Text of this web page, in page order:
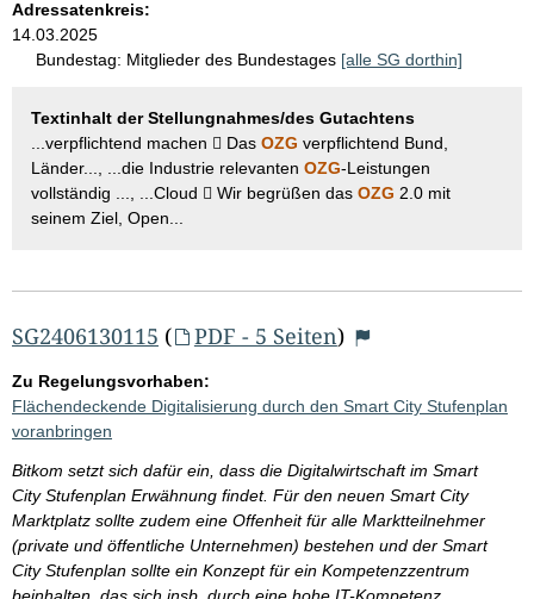
Adressatenkreis:
14.03.2025
Bundestag: Mitglieder des Bundestages [alle SG dorthin]
Textinhalt der Stellungnahmes/des Gutachtens
...verpflichtend machen  Das OZG verpflichtend Bund,
Länder..., ...die Industrie relevanten OZG-Leistungen
vollständig ..., ...Cloud  Wir begrüßen das OZG 2.0 mit
seinem Ziel, Open...
SG2406130115 ( PDF - 5 Seiten)
Zu Regelungsvorhaben:
Flächendeckende Digitalisierung durch den Smart City Stufenplan
voranbringen
Bitkom setzt sich dafür ein, dass die Digitalwirtschaft im Smart
City Stufenplan Erwähnung findet. Für den neuen Smart City
Marktplatz sollte zudem eine Offenheit für alle Marktteilnehmer
(private und öffentliche Unternehmen) bestehen und der Smart
City Stufenplan sollte ein Konzept für ein Kompetenzzentrum
beinhalten, das sich insb. durch eine hohe IT-Kompetenz